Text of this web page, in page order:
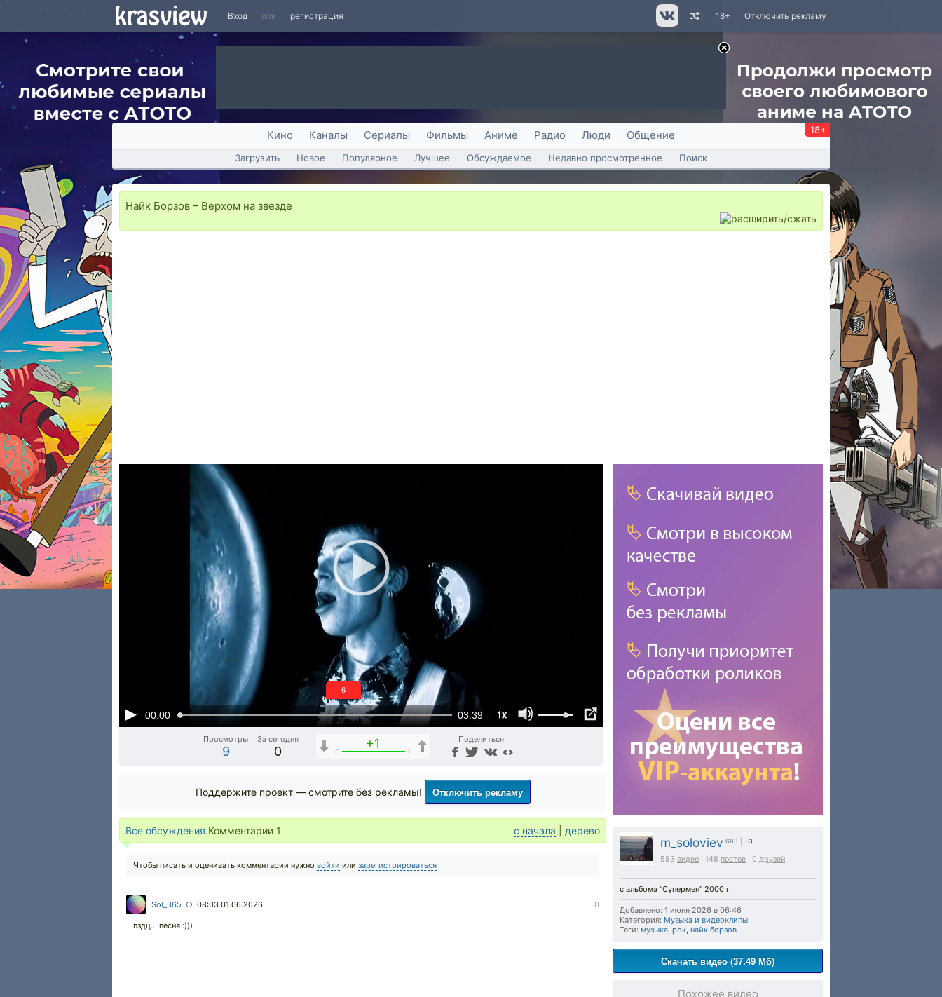
Вход или регистрация Отключить рекламу
18+
Кино Каналы Сериалы Фильмы Аниме Радио Люди Общение 18+
Загрузить Новое Популярное Лучшее Обсуждаемое Недавно просмотренное Поиск
Найк Борзов – Верхом на звезде
00:00 03:39 1x
5
Просмотры
9
За сегодня
0
+1
0 1
Поделиться
m_soloviev 683 −3
583 видео 148 постов 0 друзей
с альбома "Супермен" 2000 г.
Добавлено: 1 июня 2026 в 06:46
Категория: Музыка и видеоклипы
Теги: музыка рок найк борзов
Скачать видео (37.49 Мб)
Похожее видео
Поддержите проект — смотрите без рекламы! Отключить рекламу
Все обсуждения.Комментарии 1 с начала дерево
Чтобы писать и оценивать комментарии нужно войти или зарегистрироваться
Sol_365 ○ 08:03 01.06.2026 0
пздц... песня :)))